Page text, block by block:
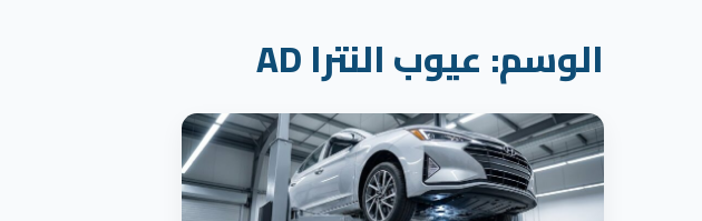
الوسم: عيوب النترا AD